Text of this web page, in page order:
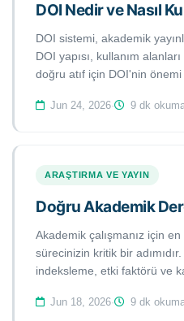
DOI Nedir ve Nasıl
DOI sistemi, akademik
DOI yapısı, kullanım
doğru atıf için DOI'nin önemi
Jun 24, 2026· 9 dk
ARAŞTIRMA VE YAYIN
Doğru Akademik
Akademik çalışmanız için
sürecinizin kritik bir
indeksleme, etki faktörü ve
Jun 18, 2026· 9 dk